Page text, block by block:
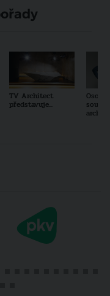
TV Architect
představuje...